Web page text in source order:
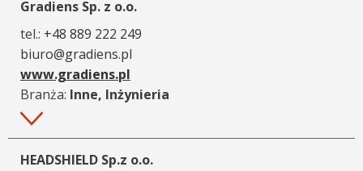
Gradiens Sp. z o.o.
tel.: +48 889 222 249
biuro@gradiens.pl
www.gradiens.pl
Branża: Inne, Inżynieria
Więcej
HEADSHIELD Sp.z o.o.